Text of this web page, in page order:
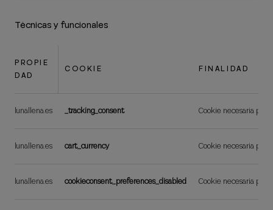
Técnicas y funcionales
PROPIE
DAD
COOKIE FINALIDAD
lunallena.es _tracking_consent Cookie necesaria
lunallena.es cart_currency Cookie necesaria
lunallena.es cookieconsent_preferences_disabled Cookie necesaria